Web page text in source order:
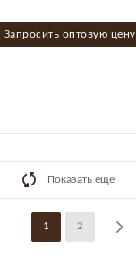
Запросить оптовую цену
Показать еще
1 2